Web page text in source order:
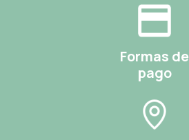
Formas de
pago